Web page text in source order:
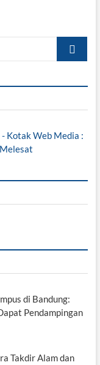
Search
di Bandung:
Pendampingan
Takdir Alam dan